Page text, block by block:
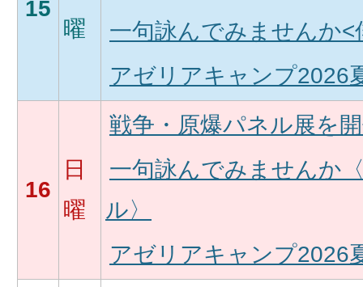
15
曜
一句詠んでみませんか<
アゼリアキャンプ2026
16
日
曜
戦争・原爆パネル展を
一句詠んでみませんか
ル〉
アゼリアキャンプ2026